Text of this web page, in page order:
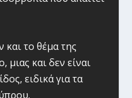
το θέμα της
και δεν είναι
ειδικά για τα